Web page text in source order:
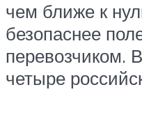
чем ближе к
безопаснее
перевозчиком.
четыре